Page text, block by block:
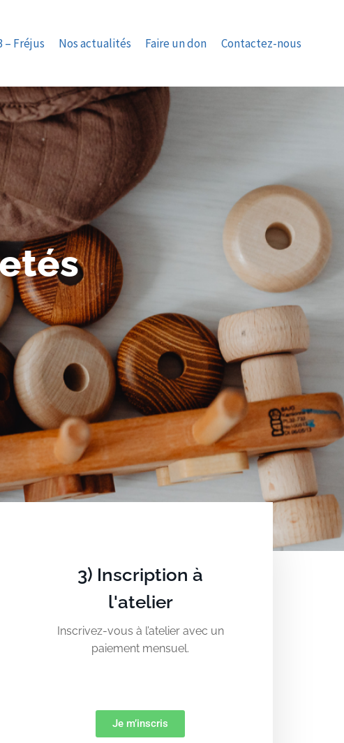
– Fréjus Nos actualités Faire un don Contactez-nous
3) Inscription à
l'atelier
Inscrivez-vous à l’atelier avec un
paiement mensuel.
Je m’inscris